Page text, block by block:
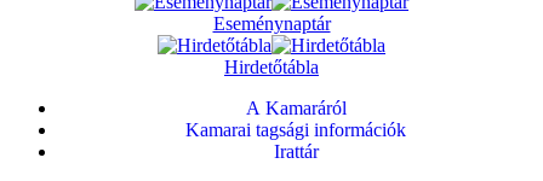
Eseménynaptár
Hirdetőtábla
A Kamaráról
Kamarai tagsági információk
Irattár